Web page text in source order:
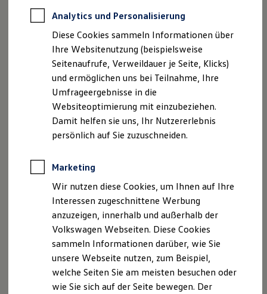
Professional Class bei Volkswagen
Behörden
Direktkunden
Sonderfahrzeuge
Anpfiff zum Gewinn
Elektromobilität
Elektroautos
ID. Tutorials
Elektrofahrzeugkonzepte
ID. EVERY1
Reichweite
Rekuperation
Laden unterwegs
Laden Zuhause
Ladestationen finden
Ladezeitensimulator
Batterie
Sicherheit
Nachhaltigkeit
Technologie
Kosten und Kauf
Autohaus Eberstein GmbH
Zum Fruchthof 3
21614 Buxtehude
Telefon: +49 (0) 4161 7087-0
Fax: +49 (0) 4161 820-86
E-Mail:Info-vw@autohaus-eberstein.de
Handelsregister: Tostedt, HRB 121564
Geschäftsführer: Tom Eberstein
Angaben nach § 3 DL-InfoV:
Angaben nach § 3 DL-InfoV;
Schiedsstelle des Kfz.-Handwerks Stade
Friedenstr. 6
21335 Lüneburg
Telefon: 04131/712-136
Fax: 04131/712-213
E-mail:klepper@hwk-bls.de
Analytics und Personalisierung
Diese Cookies sammeln Informationen über
Ihre Websitenutzung (beispielsweise
Seitenaufrufe, Verweildauer je Seite, Klicks)
und ermöglichen uns bei Teilnahme, Ihre
Umfrageergebnisse in die
Websiteoptimierung mit einzubeziehen.
Damit helfen sie uns, Ihr Nutzererlebnis
persönlich auf Sie zuzuschneiden.
Marketing
Wir nutzen diese Cookies, um Ihnen auf Ihre
Interessen zugeschnittene Werbung
anzuzeigen, innerhalb und außerhalb der
Volkswagen Webseiten. Diese Cookies
sammeln Informationen darüber, wie Sie
unsere Webseite nutzen, zum Beispiel,
welche Seiten Sie am meisten besuchen oder
wie Sie sich auf der Seite bewegen. Der